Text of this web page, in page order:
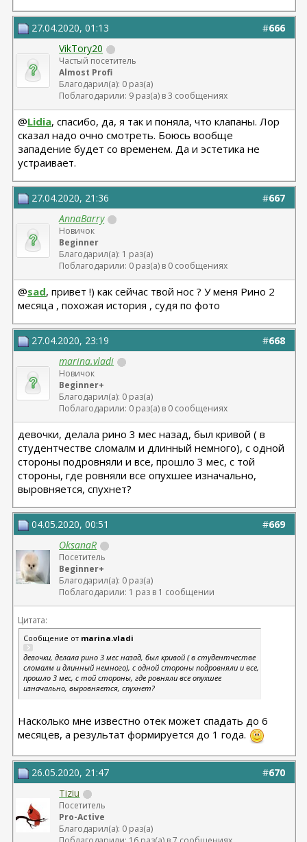
#666
27.04.2020, 01:13
VikTory20
Частый посетитель
Almost Profi
Благодарил(а): 0 раз(а)
Поблагодарили: 9 раз(а) в 3 сообщениях
@Lidia, спасибо, да, я так и поняла, что клапаны. Лор
сказал надо очно смотреть. Боюсь вообще
западение будет со временем. Да и эстетика не
устраивает.
#667
27.04.2020, 21:36
AnnaBarry
Новичок
Beginner
Благодарил(а): 1 раз(а)
Поблагодарили: 0 раз(а) в 0 сообщениях
@sad, привет !) как сейчас твой нос ? У меня Рино 2
месяца , похожая история , судя по фото
#668
27.04.2020, 23:19
marina.vladi
Новичок
Beginner+
Благодарил(а): 0 раз(а)
Поблагодарили: 0 раз(а) в 0 сообщениях
девочки, делала рино 3 мес назад, был кривой ( в
студентчестве сломалм и длинный немного), с одной
стороны подровняли и все, прошло 3 мес, с той
стороны, где ровняли все опухшее изначально,
выровняется, спухнет?
#669
04.05.2020, 00:51
OksanaR
Посетитель
Beginner+
Благодарил(а): 0 раз(а)
Поблагодарили: 1 раз в 1 сообщении
Цитата:
Сообщение от marina.vladi
девочки, делала рино 3 мес назад, был кривой ( в студентчестве
сломалм и длинный немного), с одной стороны подровняли и все,
прошло 3 мес, с той стороны, где ровняли все опухшее
изначально, выровняется, спухнет?
Насколько мне известно отек может спадать до 6
месяцев, а результат формируется до 1 года.
#670
26.05.2020, 21:47
Tiziu
Посетитель
Pro-Active
Благодарил(а): 0 раз(а)